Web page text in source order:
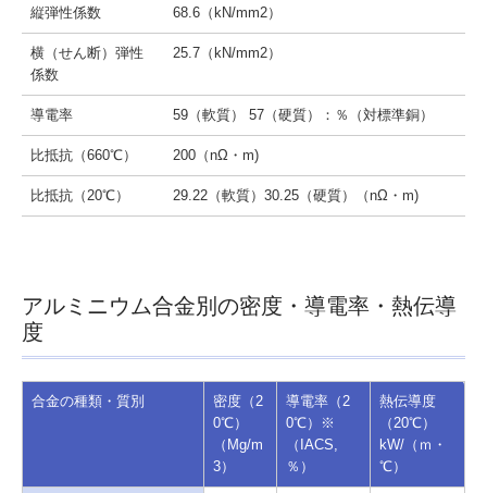
縦弾性係数 68.6（kN/mm2）
横（せん断）弾性
係数
25.7（kN/mm2）
導電率 59（軟質） 57（硬質）：％（対標準銅）
比抵抗（660℃） 200（nΩ・m)
比抵抗（20℃） 29.22（軟質）30.25（硬質）（nΩ・m)
アルミニウム合金別の密度・導電率・熱伝導
度
合金の種類・質別
密度（2
0℃）
（Mg/m
3）
導電率（2
0℃）※
（IACS,
％）
熱伝導度
（20℃）
kW/（ｍ・
℃）